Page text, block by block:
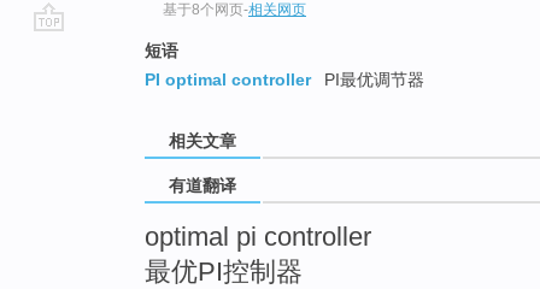
基于8个网页-相关网页
短语
PI optimal controller
PI最优调节器
相关文章
有道翻译
optimal pi controller
最优PI控制器